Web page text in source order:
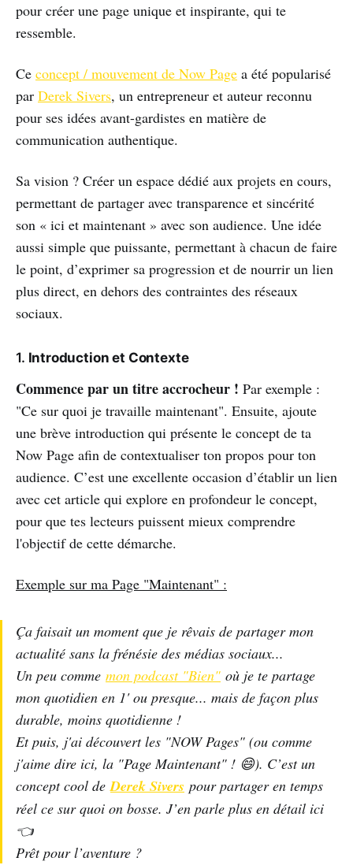
pour créer une page unique et inspirante, qui te
ressemble.
Ce concept / mouvement de Now Page a été popularisé
par Derek Sivers, un entrepreneur et auteur reconnu
pour ses idées avant-gardistes en matière de
communication authentique.
Sa vision ? Créer un espace dédié aux projets en cours,
permettant de partager avec transparence et sincérité
son « ici et maintenant » avec son audience. Une idée
aussi simple que puissante, permettant à chacun de faire
le point, d’exprimer sa progression et de nourrir un lien
plus direct, en dehors des contraintes des réseaux
sociaux.
1. Introduction et Contexte
Commence par un titre accrocheur ! Par exemple :
"Ce sur quoi je travaille maintenant". Ensuite, ajoute
une brève introduction qui présente le concept de ta
Now Page afin de contextualiser ton propos pour ton
audience. C’est une excellente occasion d’établir un lien
avec cet article qui explore en profondeur le concept,
pour que tes lecteurs puissent mieux comprendre
l'objectif de cette démarche.
Exemple sur ma Page "Maintenant" :
Ça faisait un moment que je rêvais de partager mon
actualité sans la frénésie des médias sociaux...
Un peu comme mon podcast "Bien" où je te partage
mon quotidien en 1' ou presque... mais de façon plus
durable, moins quotidienne !
Et puis, j'ai découvert les "NOW Pages" (ou comme
j'aime dire ici, la "Page Maintenant" ! 😄). C’est un
concept cool deDerek Sivers pour partager en temps
réel ce sur quoi on bosse. J’en parle plus en détail ici
👈
Prêt pour l’aventure ?